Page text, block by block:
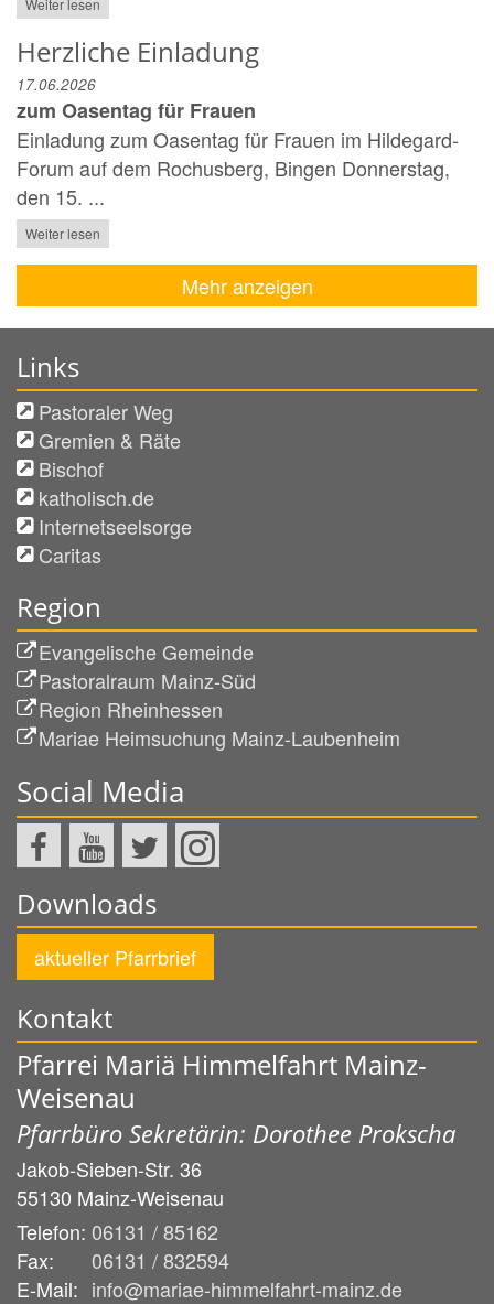
Herzliche Einladung
17.06.2026
zum Oasentag für Frauen
Einladung zum Oasentag für Frauen im Hildegard-
Forum auf dem Rochusberg, Bingen Donnerstag,
den 15. ...
Weiter lesen
Mehr anzeigen
Links
Pastoraler Weg
Gremien & Räte
Bischof
katholisch.de
Internetseelsorge
Caritas
Region
Evangelische Gemeinde
Pastoralraum Mainz-Süd
Region Rheinhessen
Mariae Heimsuchung Mainz-Laubenheim
Social Media
Downloads
aktueller Pfarrbrief
Kontakt
Pfarrei Mariä Himmelfahrt Mainz-
Weisenau
Pfarrbüro Sekretärin: Dorothee Prokscha
Jakob-Sieben-Str. 36
55130 Mainz-Weisenau
Telefon: 06131 / 85162
Fax:
06131 / 832594
E-Mail: info@mariae-himmelfahrt-mainz.de